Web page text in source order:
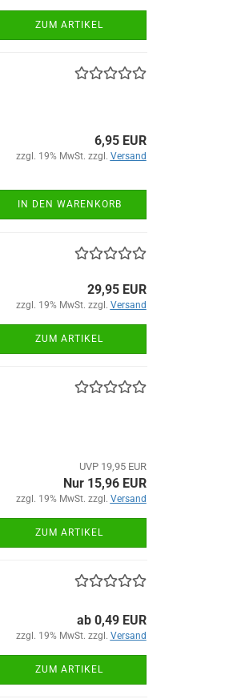
ZUM ARTIKEL
6,95 EUR
zzgl. 19% MwSt. zzgl. Versand
IN DEN WARENKORB
29,95 EUR
zzgl. 19% MwSt. zzgl. Versand
ZUM ARTIKEL
UVP 19,95 EUR
Nur 15,96 EUR
zzgl. 19% MwSt. zzgl. Versand
ZUM ARTIKEL
ab 0,49 EUR
zzgl. 19% MwSt. zzgl. Versand
ZUM ARTIKEL